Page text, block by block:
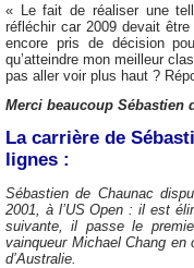
« Le fait de réaliser une
réfléchir car 2009 devait
encore pris de décision
qu’atteindre mon meilleur
pas aller voir plus haut ?
Merci beaucoup Sébastien
La carrière de
lignes :
Sébastien de Chaunac
2001, à l’US Open : il est
suivante, il passe le
vainqueur Michael Chang
d’Australie.